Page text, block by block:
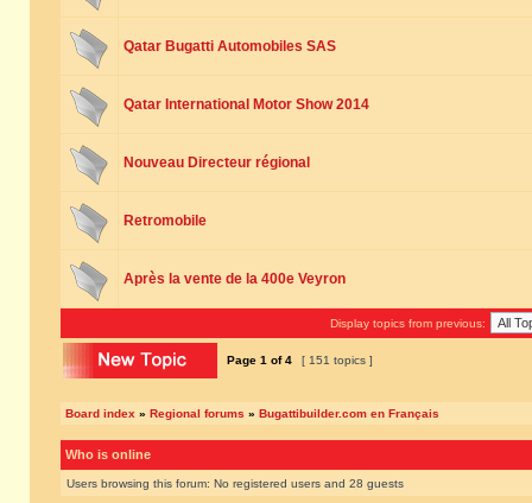
Qatar Bugatti Automobiles SAS
Qatar International Motor Show 2014
Nouveau Directeur régional
Retromobile
Après la vente de la 400e Veyron
Display topics from previous:
Page 1 of4 [ 151 topics ]
Board index » Regional forums » Bugattibuilder.com en Français
Who is online
Users browsing this forum: No registered users and 28 guests